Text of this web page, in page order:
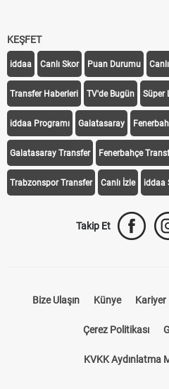
KEŞFET
iddaa Canlı Skor Puan Durumu
Transfer Haberleri TV'de Bugün Süper
iddaa Programı Galatasaray
Galatasaray Transfer Fenerbahçe
Trabzonspor Transfer Canlı İzle iddaa
Takip Et
Bize Ulaşın Künye Kariyer
Çerez Politikası
KVKK Aydınlatma